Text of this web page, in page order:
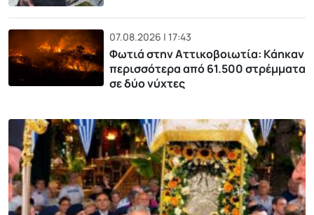
07.08.2026 | 17:43
Φωτιά στην Αττικοβοιωτία: Kάηκαν
περισσότερα από 61.500 στρέμματα
σε δύο νύχτες